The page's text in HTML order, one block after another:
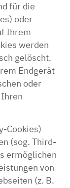
für die
oder
Ihrem
werden
gelöscht.
Endgerät
oder
Cookies)
(sog. Third-
ermöglichen
von
(z. B.